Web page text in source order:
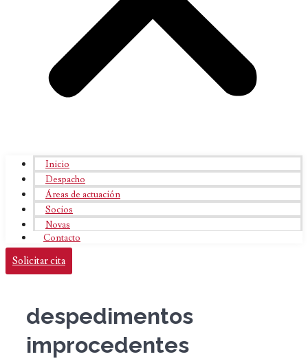
Inicio
Despacho
Áreas de actuación
Socios
Novas
Contacto
Solicitar cita
despedimentos
improcedentes